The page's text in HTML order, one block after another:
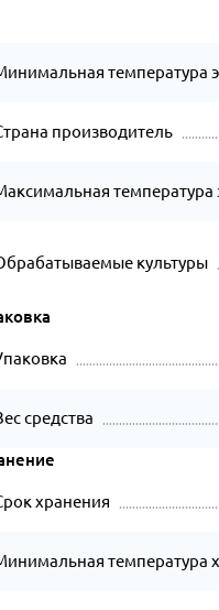
температура
производитель
температура
культуры
средства
хранения
температура